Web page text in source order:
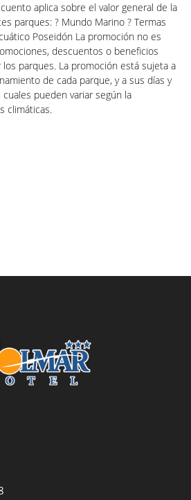
aplica sobre el valor general de la
parques: ? Mundo Marino ? Termas
Poseidón La promoción no es
descuentos o beneficios
parques. La promoción está sujeta a
de cada parque, y a sus días y
pueden variar según la
climáticas.